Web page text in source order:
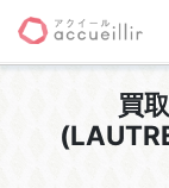
買